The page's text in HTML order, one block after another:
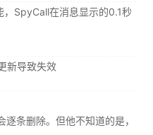
，SpyCall在消息显示的0.1秒
新导致失效
条删除。但他不知道的是，